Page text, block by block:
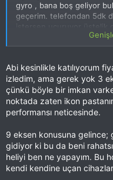
gyro , bana boş geliyor
geçerim. telefondan 5dk
istersen uçuruyor üstelik
gördükçe deliriyorum.
FBL ünitesiz bir nitro
Bu VIDEOYU görmek
Abi kesinlikle katılıyorum
izledim, ama gerek yok 3
çünkü böyle bir imkan
noktada zaten ikon
performansı neticesinde.
9 eksen konusuna gelince;
gidiyor ki bu da beni
heliyi ben ne yapayım. Bu
kendi kendine uçan